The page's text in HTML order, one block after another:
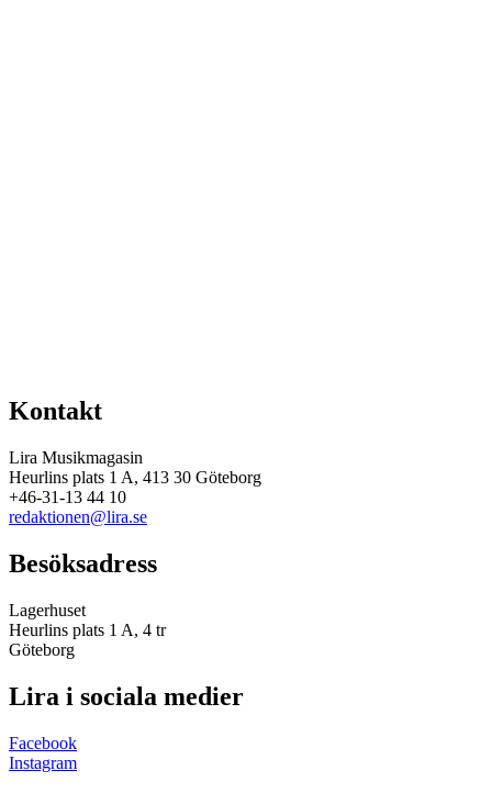
Kontakt
Lira Musikmagasin
Heurlins plats 1 A, 413 30 Göteborg
+46-31-13 44 10
redaktionen@lira.se
Besöksadress
Lagerhuset
Heurlins plats 1 A, 4 tr
Göteborg
Lira i sociala medier
Facebook
Instagram